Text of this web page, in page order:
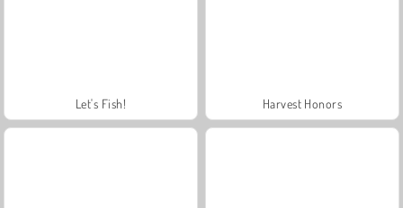
Let's Fish! Harvest Honors